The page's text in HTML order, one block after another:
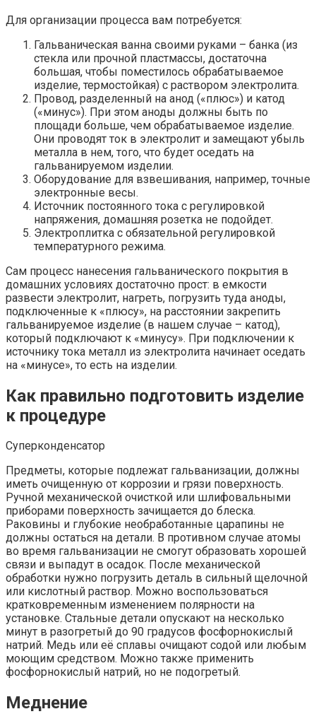
Для организации процесса вам потребуется:
Гальваническая ванна своими руками – банка (из
стекла или прочной пластмассы, достаточна
большая, чтобы поместилось обрабатываемое
изделие, термостойкая) с раствором электролита.
Провод, разделенный на анод («плюс») и катод
(«минус»). При этом аноды должны быть по
площади больше, чем обрабатываемое изделие.
Они проводят ток в электролит и замещают убыль
металла в нем, того, что будет оседать на
гальванируемом изделии.
Оборудование для взвешивания, например, точные
электронные весы.
Источник постоянного тока с регулировкой
напряжения, домашняя розетка не подойдет.
Электроплитка с обязательной регулировкой
температурного режима.
Сам процесс нанесения гальванического покрытия в
домашних условиях достаточно прост: в емкости
развести электролит, нагреть, погрузить туда аноды,
подключенные к «плюсу», на расстоянии закрепить
гальванируемое изделие (в нашем случае – катод),
который подключают к «минусу». При подключении к
источнику тока металл из электролита начинает оседать
на «минусе», то есть на изделии.
Как правильно подготовить изделие
к процедуре
Суперконденсатор
Предметы, которые подлежат гальванизации, должны
иметь очищенную от коррозии и грязи поверхность.
Ручной механической очисткой или шлифовальными
приборами поверхность зачищается до блеска.
Раковины и глубокие необработанные царапины не
должны остаться на детали. В противном случае атомы
во время гальванизации не смогут образовать хорошей
связи и выпадут в осадок. После механической
обработки нужно погрузить деталь в сильный щелочной
или кислотный раствор. Можно воспользоваться
кратковременным изменением полярности на
установке. Стальные детали опускают на несколько
минут в разогретый до 90 градусов фосфорнокислый
натрий. Медь или её сплавы очищают содой или любым
моющим средством. Можно также применить
фосфорнокислый натрий, но не подогретый.
Меднение